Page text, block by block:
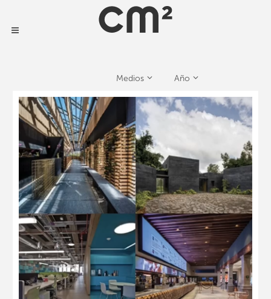
Medios Año